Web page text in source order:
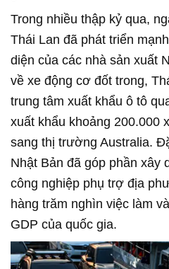
Trong nhiều thập kỷ qua,
Thái Lan đã phát triển
diện của các nhà sản xuất
về xe động cơ đốt trong,
trung tâm xuất khẩu ô tô
xuất khẩu khoảng 200.000
sang thị trường Australia.
Nhật Bản đã góp phần xây
công nghiệp phụ trợ địa
hàng trăm nghìn việc làm
GDP của quốc gia.